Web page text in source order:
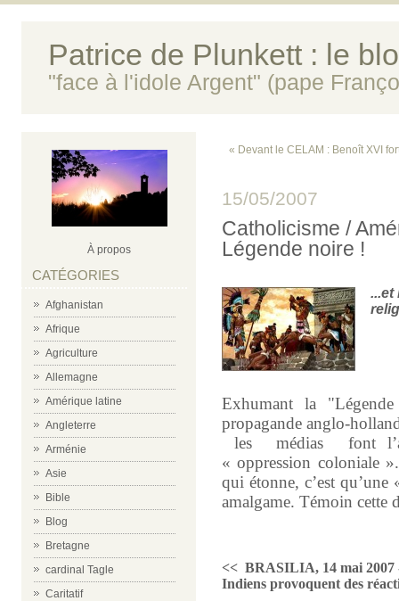
Patrice de Plunkett : le
"face à l'idole Argent" (pape
À propos
CATÉGORIES
Afghanistan
Afrique
Agriculture
Allemagne
Amérique latine
Angleterre
Arménie
Asie
Bible
Blog
Bretagne
cardinal Tagle
Caritatif
« Devant le CELAM : Benoît XVI
15/05/2007
Catholicisme /
Légende noire !
...et
Exhumant la
propagande anglo-
les médias font
« oppression coloniale
qui étonne, c’est
amalgame. Témoin cette
<< BRASILIA, 14 mai 2007
Indiens provoquent des